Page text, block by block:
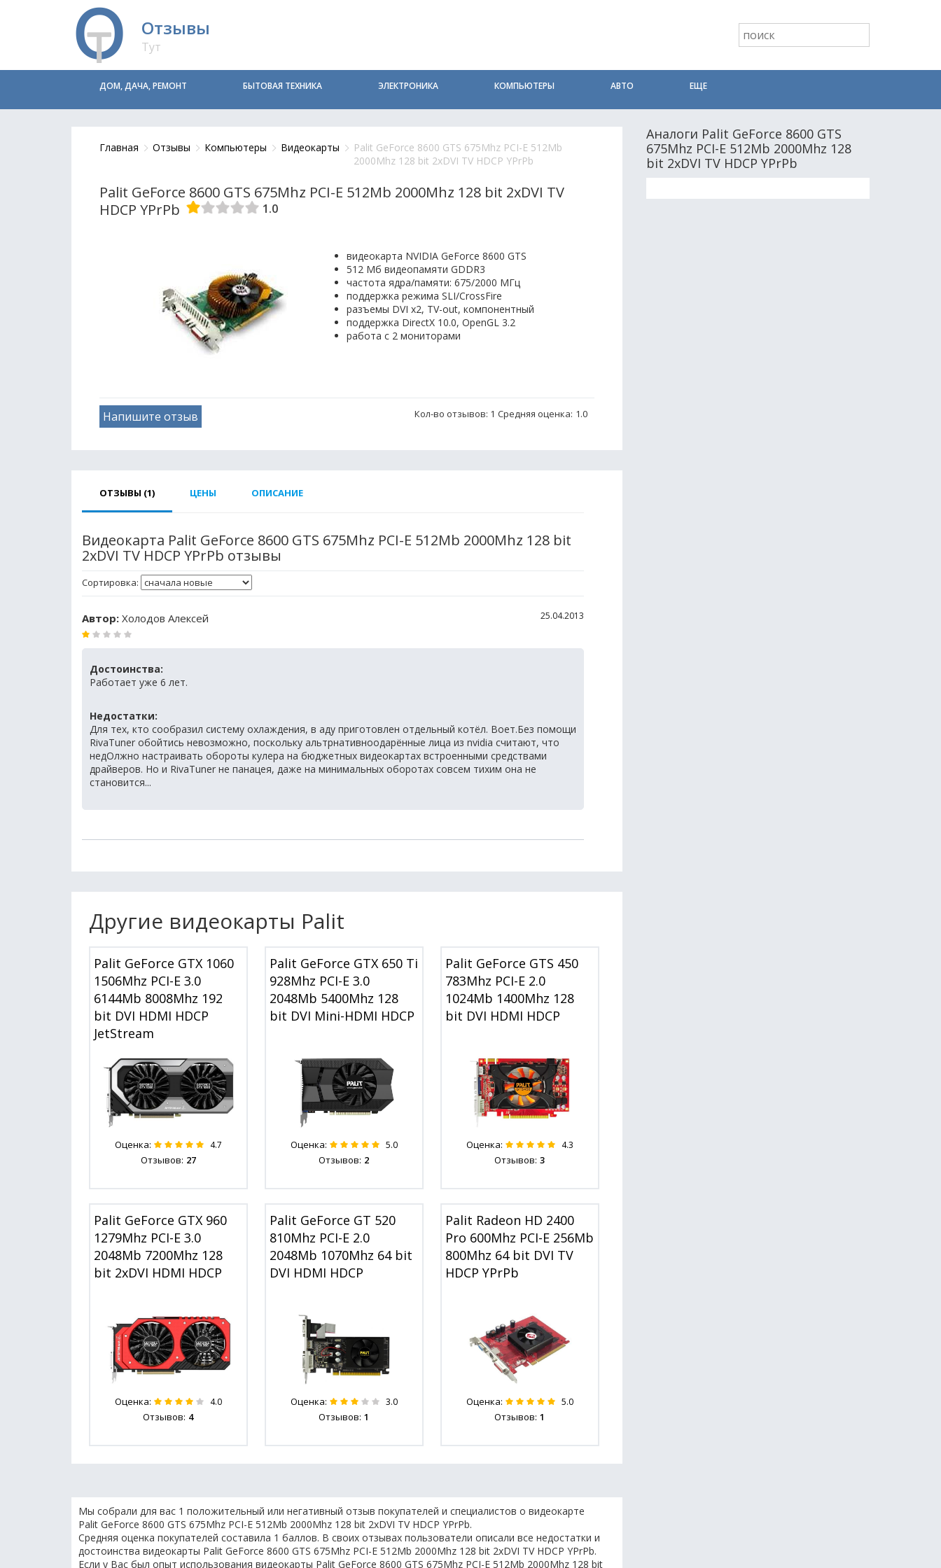
Отзывы
Тут
ДОМ, ДАЧА, РЕМОНТ БЫТОВАЯ ТЕХНИКА ЭЛЕКТРОНИКА КОМПЬЮТЕРЫ АВТО ЕЩЕ
Главная Отзывы Компьютеры Видеокарты
Palit GeForce 8600 GTS 675Mhz PCI-E 512Mb
2000Mhz 128 bit 2xDVI TV HDCP YPrPb
Palit GeForce 8600 GTS 675Mhz PCI-E 512Mb 2000Mhz 128 bit 2xDVI TV
HDCP YPrPb
1.0
видеокарта NVIDIA GeForce 8600 GTS
512 Мб видеопамяти GDDR3
частота ядра/памяти: 675/2000 МГц
поддержка режима SLI/CrossFire
разъемы DVI x2, TV-out, компонентный
поддержка DirectX 10.0, OpenGL 3.2
работа с 2 мониторами
Кол-во отзывов: 1 Средняя оценка: 1.0
Напишите отзыв
ОТЗЫВЫ (1) ЦЕНЫ ОПИСАНИЕ
Видеокарта Palit GeForce 8600 GTS 675Mhz PCI-E 512Mb 2000Mhz 128 bit
2xDVI TV HDCP YPrPb отзывы
Сортировка:
Автор: Холодов Алексей 25.04.2013
Достоинства:
Работает уже 6 лет.
Недостатки:
Для тех, кто сообразил систему охлаждения, в аду приготовлен отдельный котёл. Воет.Без помощи
RivaTuner обойтись невозможно, поскольку альтрнативноодарённые лица из nvidia считают, что
недОлжно настраивать обороты кулера на бюджетных видеокартах встроенными средствами
драйверов. Но и RivaTuner не панацея, даже на минимальных оборотах совсем тихим она не
становится...
Другие видеокарты Palit
Palit GeForce GTX 1060
1506Mhz PCI-E 3.0
6144Mb 8008Mhz 192
bit DVI HDMI HDCP
JetStream
Оценка: 4.7
Отзывов: 27
Palit GeForce GTX 650 Ti
928Mhz PCI-E 3.0
2048Mb 5400Mhz 128
bit DVI Mini-HDMI HDCP
Оценка: 5.0
Отзывов: 2
Palit GeForce GTS 450
783Mhz PCI-E 2.0
1024Mb 1400Mhz 128
bit DVI HDMI HDCP
Оценка: 4.3
Отзывов: 3
Palit GeForce GTX 960
1279Mhz PCI-E 3.0
2048Mb 7200Mhz 128
bit 2xDVI HDMI HDCP
Оценка: 4.0
Отзывов: 4
Palit GeForce GT 520
810Mhz PCI-E 2.0
2048Mb 1070Mhz 64 bit
DVI HDMI HDCP
Оценка: 3.0
Отзывов: 1
Palit Radeon HD 2400
Pro 600Mhz PCI-E 256Mb
800Mhz 64 bit DVI TV
HDCP YPrPb
Оценка: 5.0
Отзывов: 1
Мы собрали для вас 1 положительный или негативный отзыв покупателей и специалистов о видеокарте
Palit GeForce 8600 GTS 675Mhz PCI-E 512Mb 2000Mhz 128 bit 2xDVI TV HDCP YPrPb.
Средняя оценка покупателей составила 1 баллов. В своих отзывах пользователи описали все недостатки и
достоинства видеокарты Palit GeForce 8600 GTS 675Mhz PCI-E 512Mb 2000Mhz 128 bit 2xDVI TV HDCP YPrPb.
Если у Вас был опыт использования видеокарты Palit GeForce 8600 GTS 675Mhz PCI-E 512Mb 2000Mhz 128 bit
Аналоги Palit GeForce 8600 GTS
675Mhz PCI-E 512Mb 2000Mhz 128
bit 2xDVI TV HDCP YPrPb